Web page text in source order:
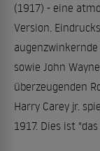
(1917) - eine
Version.
sowie John
überzeugenden
Harry Carey jr.
1917. Dies ist